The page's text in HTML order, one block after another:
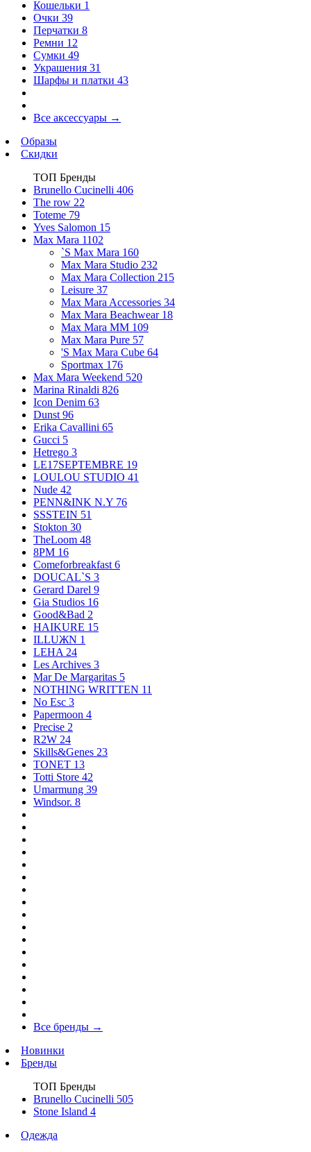
Кошельки 1
Очки 39
Перчатки 8
Ремни 12
Сумки 49
Украшения 31
Шарфы и платки 43
Все аксессуары →
Образы
Скидки
ТОП Бренды
Brunello Cucinelli 406
The row 22
Toteme 79
Yves Salomon 15
Max Mara 1102
`S Max Mara 160
Max Mara Studio 232
Max Mara Collection 215
Leisure 37
Max Mara Accessories 34
Max Mara Beachwear 18
Max Mara MM 109
Max Mara Pure 57
'S Max Mara Cube 64
Sportmax 176
Max Mara Weekend 520
Marina Rinaldi 826
Icon Denim 63
Dunst 96
Erika Cavallini 65
Gucci 5
Hetrego 3
LE17SEPTEMBRE 19
LOULOU STUDIO 41
Nude 42
PENN&INK N.Y 76
SSSTEIN 51
Stokton 30
TheLoom 48
8PM 16
Comeforbreakfast 6
DOUCAL`S 3
Gerard Darel 9
Gia Studios 16
Good&Bad 2
HAIKURE 15
ILLUЖN 1
LEHA 24
Les Archives 3
Mar De Margaritas 5
NOTHING WRITTEN 11
No Esc 3
Papermoon 4
Precise 2
R2W 24
Skills&Genes 23
TONET 13
Totti Store 42
Umarmung 39
Windsor. 8
Все бренды →
Новинки
Бренды
ТОП Бренды
Brunello Cucinelli 505
Stone Island 4
Одежда